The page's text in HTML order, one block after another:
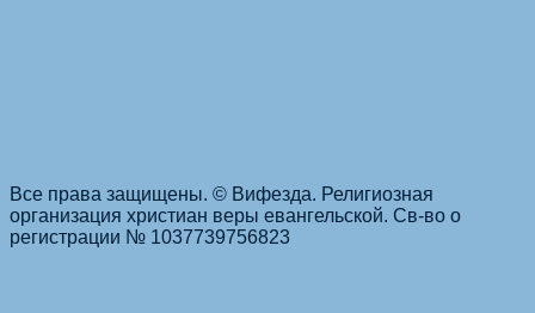
Все права защищены. © Вифезда. Религиозная
организация христиан веры евангельской. Св-во о
регистрации № 1037739756823